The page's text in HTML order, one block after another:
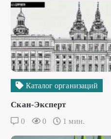
Каталог организаций
Скан-Эксперт
0 0 1 мин.